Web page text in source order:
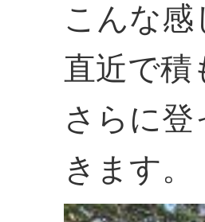
こんな
直近で積
さらに
きます。